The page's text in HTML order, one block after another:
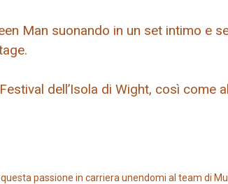
Man suonando in un set intimo e
dell’Isola di Wight, così come al
passione in carriera unendomi al team di